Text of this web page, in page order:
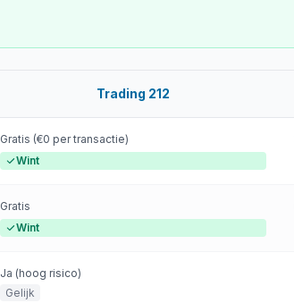
Trading 212
Gratis (€0 per transactie)
Wint
Gratis
Wint
Ja (hoog risico)
Gelijk